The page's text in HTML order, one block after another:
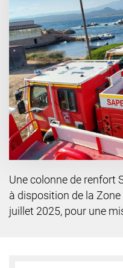
Une colonne de renfort
à disposition de la
juillet 2025, pour une